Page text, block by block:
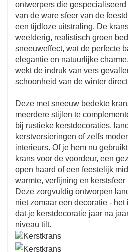
ontwerpers die
van de ware sfeer van de
een tijdloze uitstraling. De
weelderig, realistisch groen
sneeuweffect, wat de perfecte
elegantie en natuurlijke
wekt de indruk van vers
schoonheid van de winter
Deze met sneeuw bedekte
meerdere stijlen te
bij rustieke kerstdecoraties,
kerstversieringen of zelfs
interieurs. Of je hem nu
krans voor de voordeur, een
open haard of een feestelijk
warmte, verfijning en
Deze zorgvuldig ontworpen
niet zomaar een decoratie -
dat je kerstdecoratie jaar na
niveau tilt.